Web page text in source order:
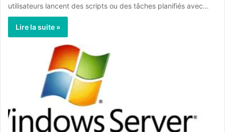
utilisateurs lancent des scripts ou des tâches planifiés avec…
Lire la suite »